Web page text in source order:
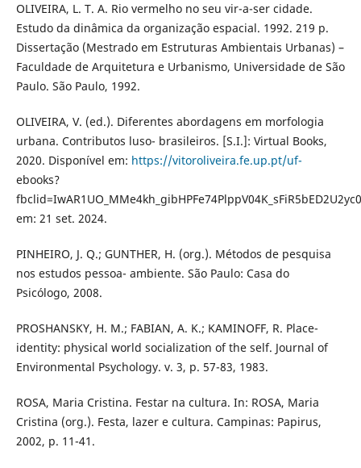
OLIVEIRA, L. T. A. Rio vermelho no seu vir-a-ser cidade.
Estudo da dinâmica da organização espacial. 1992. 219 p.
Dissertação (Mestrado em Estruturas Ambientais Urbanas) –
Faculdade de Arquitetura e Urbanismo, Universidade de São
Paulo. São Paulo, 1992.
OLIVEIRA, V. (ed.). Diferentes abordagens em morfologia
urbana. Contributos luso- brasileiros. [S.I.]: Virtual Books,
2020. Disponível em: https://vitoroliveira.fe.up.pt/uf-
ebooks?
em: 21 set. 2024.
PINHEIRO, J. Q.; GUNTHER, H. (org.). Métodos de pesquisa
nos estudos pessoa- ambiente. São Paulo: Casa do
Psicólogo, 2008.
PROSHANSKY, H. M.; FABIAN, A. K.; KAMINOFF, R. Place-
identity: physical world socialization of the self. Journal of
Environmental Psychology. v. 3, p. 57-83, 1983.
ROSA, Maria Cristina. Festar na cultura. In: ROSA, Maria
Cristina (org.). Festa, lazer e cultura. Campinas: Papirus,
2002, p. 11-41.